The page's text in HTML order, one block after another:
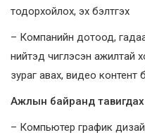
тодорхойлох, эх бэлтгэх
– Компанийн дотоод,
нийтэд чиглэсэн ажилтай
зураг авах, видео контент
Ажлын байранд
– Компьютер график